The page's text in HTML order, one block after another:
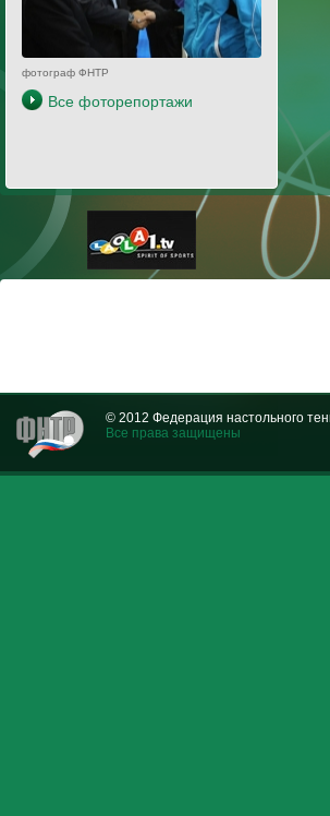
фотограф ФНТР
Все фоторепортажи
© 2012 Федерация настольного
Все права защищены